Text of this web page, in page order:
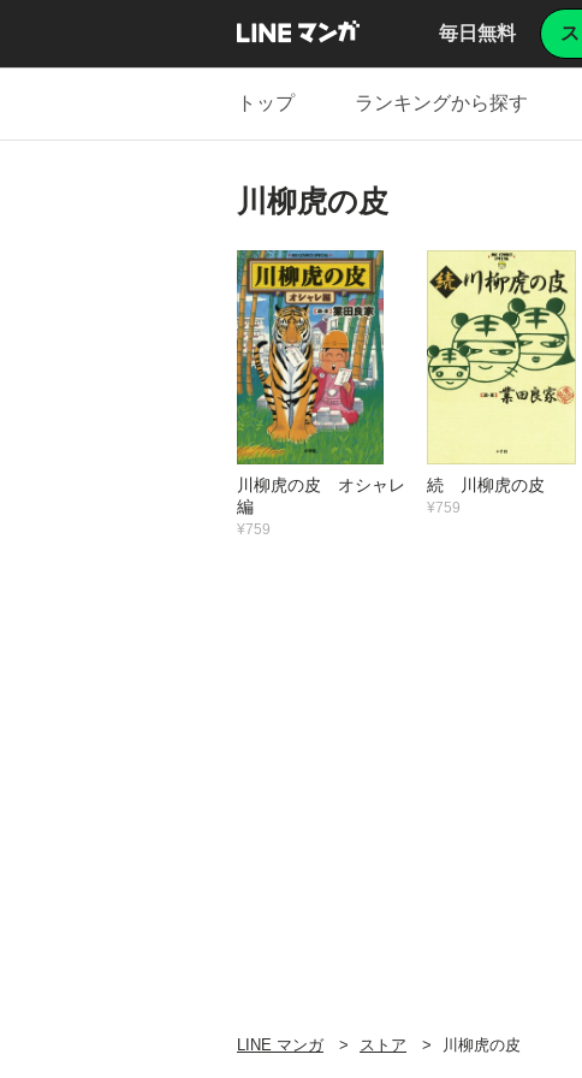
毎日無料
トップ ランキングから探す
川柳虎の皮
川柳虎の皮 オシャレ
編
¥759
続 川柳虎の皮
¥759
LINE マンガ ストア 川柳虎の皮